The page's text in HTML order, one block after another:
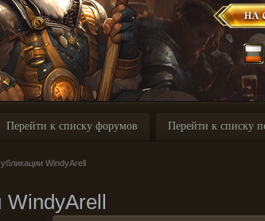
Перейти к списку форумов Перейти к списку
WindyArell
WindyArell